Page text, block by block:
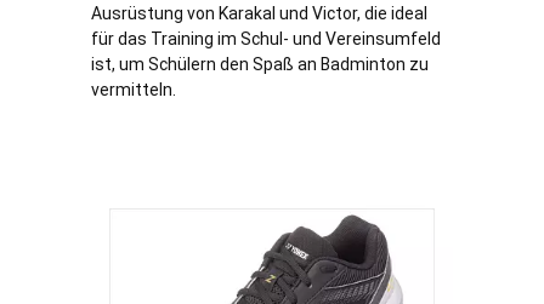
Ausrüstung von Karakal und Victor, die ideal
für das Training im Schul- und Vereinsumfeld
ist, um Schülern den Spaß an Badminton zu
vermitteln.